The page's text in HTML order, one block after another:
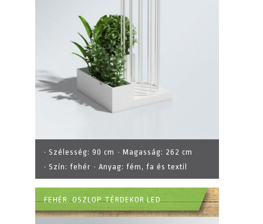
· Szélesség: 90 cm · Magasság: 262 cm
· Szín: fehér · Anyag: fém, fa és textil
FEHÉR. OSZLOP TÉRDEKOR LED